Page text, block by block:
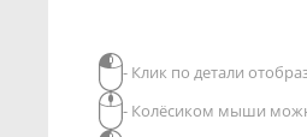
- Клик по детали
- Колёсиком мыши